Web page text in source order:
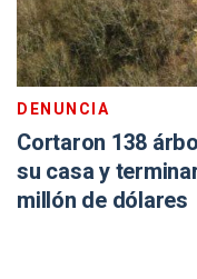
DENUNCIA
Cortaron 138
su casa y
millón de dólares